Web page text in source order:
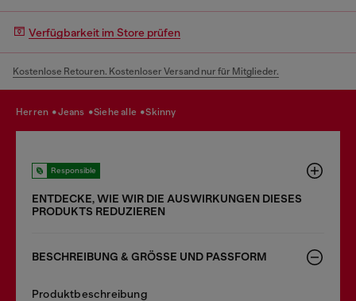
Verfügbarkeit im Store prüfen
Kostenlose Retouren. Kostenloser Versand nur für Mitglieder.
herren jeans siehe alle skinny
Responsible
ENTDECKE, WIE WIR DIE AUSWIRKUNGEN DIESES
PRODUKTS REDUZIEREN
BESCHREIBUNG & GRÖSSE UND PASSFORM
Produktbeschreibung